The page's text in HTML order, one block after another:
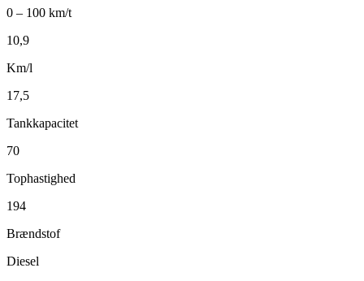
0 – 100 km/t
10,9
Km/l
17,5
Tankkapacitet
70
Tophastighed
194
Brændstof
Diesel